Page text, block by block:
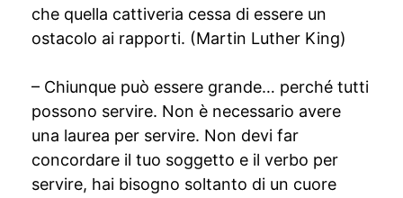
che quella cattiveria cessa di essere un
ostacolo ai rapporti. (Martin Luther King)
– Chiunque può essere grande… perché tutti
possono servire. Non è necessario avere
una laurea per servire. Non devi far
concordare il tuo soggetto e il verbo per
servire, hai bisogno soltanto di un cuore